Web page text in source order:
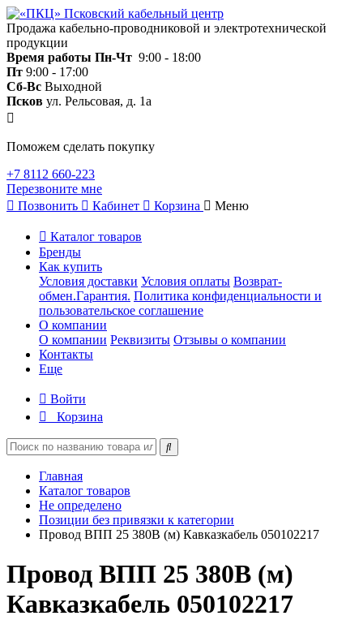
Продажа кабельно-проводниковой и электротехнической
продукции
Время работы Пн-Чт 9:00 - 18:00
Пт 9:00 - 17:00
Сб-Вс Выходной
Псков ул. Рельсовая, д. 1а
Поможем сделать покупку
+7 8112 660-223
Перезвоните мне
Позвонить
Кабинет Корзина Меню
Каталог товаров
Бренды
Как купить
Условия доставки Условия оплаты Возврат-
обмен.Гарантия. Политика конфиденциальности и
пользовательское соглашение
О компании
О компании Реквизиты Отзывы о компании
Контакты
Еще
Войти
Корзина
Главная
Каталог товаров
Не определено
Позиции без привязки к категории
Провод ВПП 25 380В (м) Кавказкабель 050102217
Провод ВПП 25 380В (м)
Кавказкабель 050102217